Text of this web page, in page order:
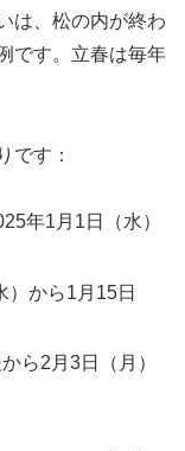
は、松の内が終わ
です。立春は毎年
です：
年1月1日（水）
）から1月15日
ら2月3日（月）